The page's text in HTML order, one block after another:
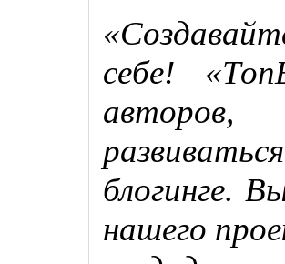
себе!
блогинге.
нашего